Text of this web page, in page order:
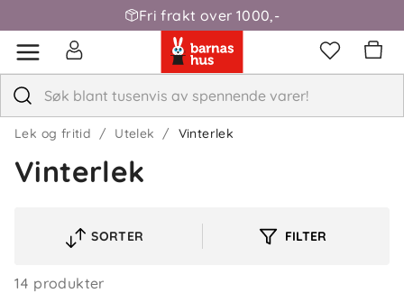
Fri frakt over 1000,-
Lek og fritid Utelek Vinterlek
Vinterlek
SORTER FILTER
14 produkter